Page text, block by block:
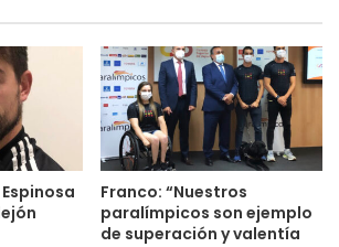
Franco: “Nuestros
paralímpicos son ejemplo
de superación y valentía